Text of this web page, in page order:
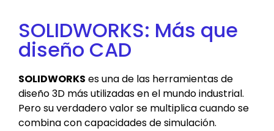
SOLIDWORKS: Más que
diseño CAD
SOLIDWORKS es una de las herramientas de
diseño 3D más utilizadas en el mundo industrial.
Pero su verdadero valor se multiplica cuando se
combina con capacidades de simulación.